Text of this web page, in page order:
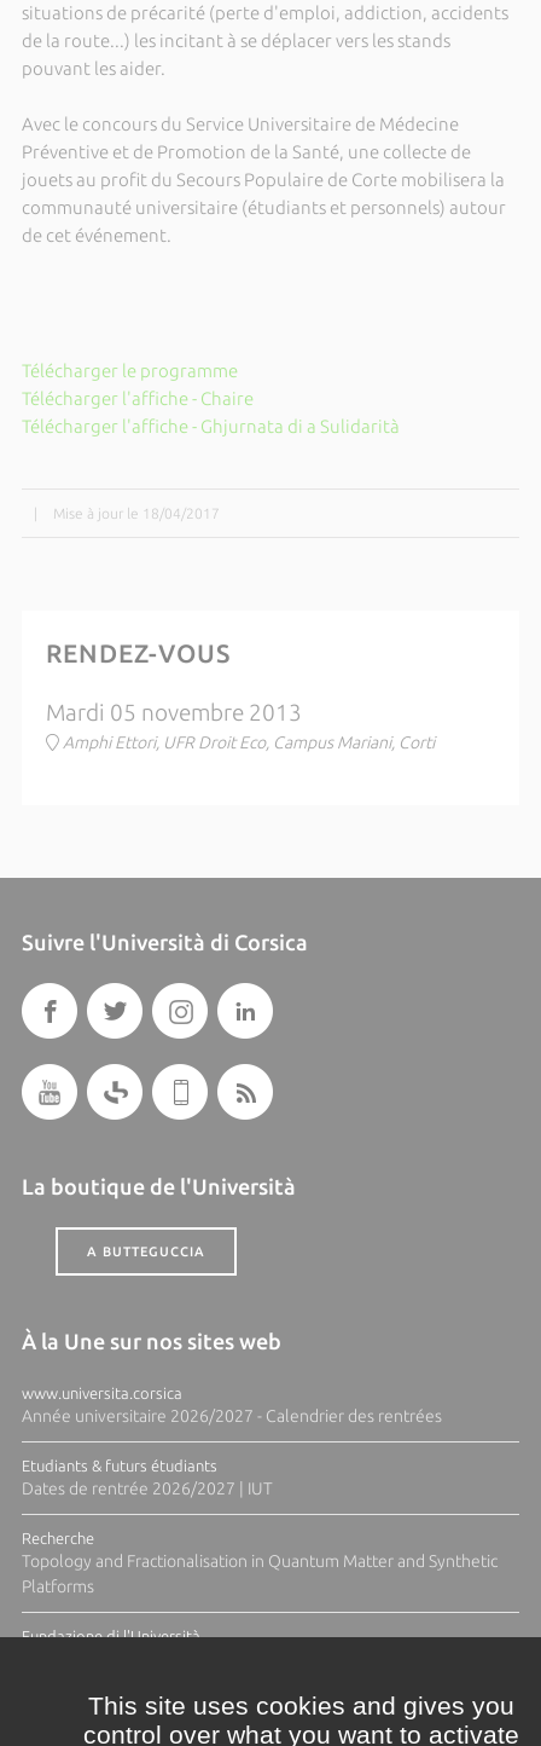
situations de précarité (perte d'emploi, addiction, accidents
de la route...) les incitant à se déplacer vers les stands
pouvant les aider.
Avec le concours du Service Universitaire de Médecine
Préventive et de Promotion de la Santé, une collecte de
jouets au profit du Secours Populaire de Corte mobilisera la
communauté universitaire (étudiants et personnels) autour
de cet événement.
Télécharger le programme
Télécharger l'affiche - Chaire
Télécharger l'affiche - Ghjurnata di a Sulidarità
Mise à jour le 18/04/2017
RENDEZ-VOUS
Mardi 05 novembre 2013
Amphi Ettori, UFR Droit Eco, Campus Mariani, Corti
Suivre l'Università di Corsica
La boutique de l'Università
A BUTTEGUCCIA
À la Une sur nos sites web
www.universita.corsica
Année universitaire 2026/2027 - Calendrier des rentrées
Etudiants & futurs étudiants
Dates de rentrée 2026/2027 | IUT
Recherche
Topology and Fractionalisation in Quantum Matter and Synthetic
Platforms
Fundazione di l'Università
This site uses cookies and gives you
control over what you want to activate